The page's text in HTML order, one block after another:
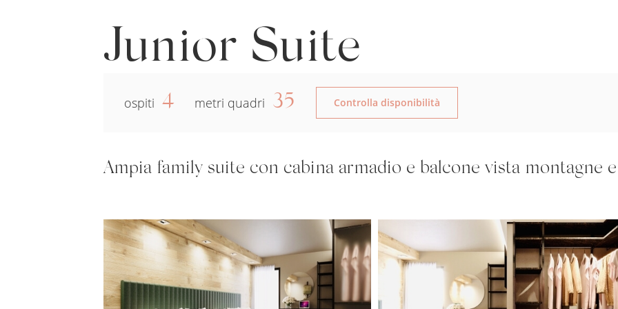
Junior Suite
ospiti 4 metri quadri 35 Controlla disponibilità
Ampia family suite con cabina armadio e balcone vista montagne